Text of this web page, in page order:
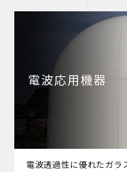
電波応用機器
電波透過性に優れたガラ